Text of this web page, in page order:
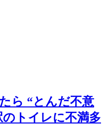
ら “とんだ不意
トイレに不満多